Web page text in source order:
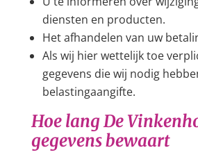
diensten en producten.
Het afhandelen van uw
Als wij hier wettelijk toe
gegevens die wij nodig
belastingaangifte.
Hoe lang De
gegevens bewaart